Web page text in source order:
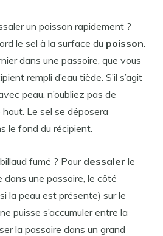
un poisson rapidement ?
le sel à la surface du poisson.
dans une passoire, que vous
rempli d’eau tiède. S’il s’agit
peau, n’oubliez pas de
Le sel se déposera
le fond du récipient.
fumé ? Pour dessaler le
une passoire, le côté
la peau est présente) sur le
puisse s’accumuler entre la
la passoire dans un grand